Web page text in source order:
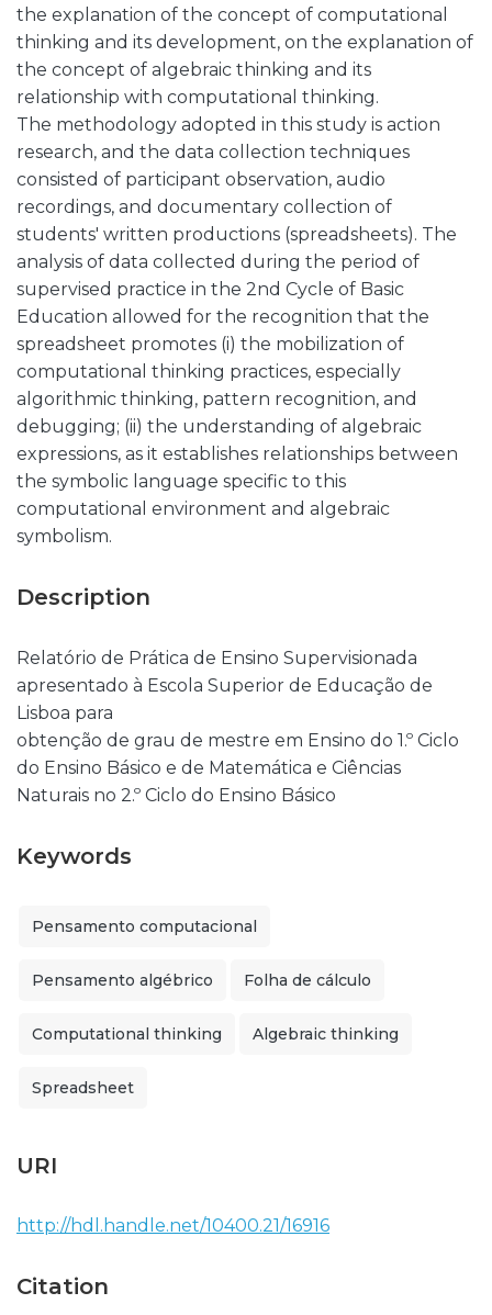
the explanation of the concept of computational
thinking and its development, on the explanation of
the concept of algebraic thinking and its
relationship with computational thinking.
The methodology adopted in this study is action
research, and the data collection techniques
consisted of participant observation, audio
recordings, and documentary collection of
students' written productions (spreadsheets). The
analysis of data collected during the period of
supervised practice in the 2nd Cycle of Basic
Education allowed for the recognition that the
spreadsheet promotes (i) the mobilization of
computational thinking practices, especially
algorithmic thinking, pattern recognition, and
debugging; (ii) the understanding of algebraic
expressions, as it establishes relationships between
the symbolic language specific to this
computational environment and algebraic
symbolism.
Description
Relatório de Prática de Ensino Supervisionada
apresentado à Escola Superior de Educação de
Lisboa para
obtenção de grau de mestre em Ensino do 1.º Ciclo
do Ensino Básico e de Matemática e Ciências
Naturais no 2.º Ciclo do Ensino Básico
Keywords
Pensamento computacional
Pensamento algébrico Folha de cálculo
Computational thinking Algebraic thinking
Spreadsheet
URI
http://hdl.handle.net/10400.21/16916
Citation